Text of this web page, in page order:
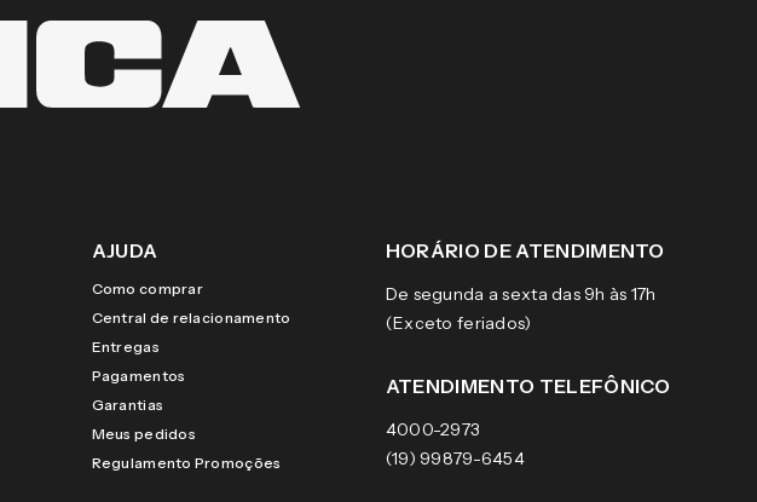
AJUDA
Como comprar
Central de relacionamento
Entregas
Pagamentos
Garantias
Meus pedidos
Regulamento Promoções
HORÁRIO DE ATENDIMENTO
De segunda a sexta das 9h às 17h
(Exceto feriados)
ATENDIMENTO TELEFÔNICO
4000-2973
(19) 99879-6454